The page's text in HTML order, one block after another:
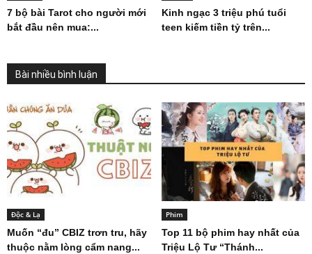
7 bộ bài Tarot cho người mới
bắt đầu nên mua:...
Kinh ngạc 3 triệu phú tuổi
teen kiếm tiền tỷ trên...
Bài nhiều bình luận
Độc & Lạ
Muốn “đu” CBIZ trơn tru, hãy
thuộc nằm lòng cẩm nang...
Phim
Top 11 bộ phim hay nhất của
Triệu Lộ Tư “Thánh...